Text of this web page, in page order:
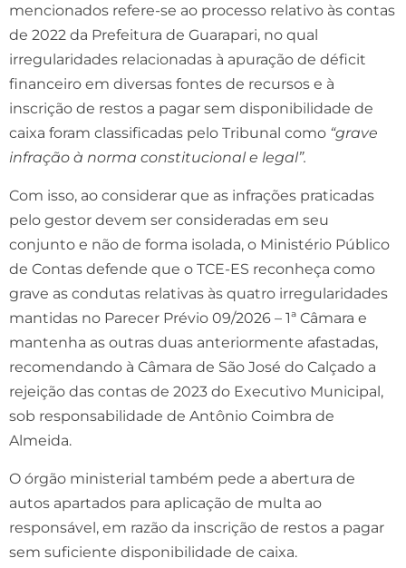
mencionados refere-se ao processo relativo às contas
de 2022 da Prefeitura de Guarapari, no qual
irregularidades relacionadas à apuração de déficit
financeiro em diversas fontes de recursos e à
inscrição de restos a pagar sem disponibilidade de
caixa foram classificadas pelo Tribunal como “grave
infração à norma constitucional e legal”.
Com isso, ao considerar que as infrações praticadas
pelo gestor devem ser consideradas em seu
conjunto e não de forma isolada, o Ministério Público
de Contas defende que o TCE-ES reconheça como
grave as condutas relativas às quatro irregularidades
mantidas no Parecer Prévio 09/2026 – 1ª Câmara e
mantenha as outras duas anteriormente afastadas,
recomendando à Câmara de São José do Calçado a
rejeição das contas de 2023 do Executivo Municipal,
sob responsabilidade de Antônio Coimbra de
Almeida.
O órgão ministerial também pede a abertura de
autos apartados para aplicação de multa ao
responsável, em razão da inscrição de restos a pagar
sem suficiente disponibilidade de caixa.